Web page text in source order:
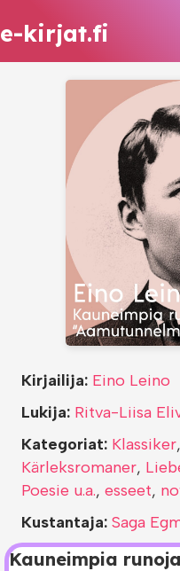
e-kirjat.fi
Kauneimpia
Kirjailija: Eino Leino
Lukija: Ritva-Liisa
Kategoriat: Klassiker,
Kärleksromaner,
Poesie u.a., esseet,
Kustantaja: Saga